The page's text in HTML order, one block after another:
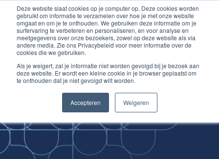
Deze website slaat cookies op je computer op. Deze cookies worden
gebruikt om informatie te verzamelen over hoe je met onze website
omgaat en om je te onthouden. We gebruiken deze informatie om je
surfervaring te verbeteren en personaliseren, en voor analyse en
meetgegevens over onze bezoekers, zowel op deze website als via
andere media. Zie ons Privacybeleid voor meer informatie over de
cookies die we gebruiken.
Als je weigert, zal je informatie niet worden gevolgd bij je bezoek aan
deze website. Er wordt een kleine cookie in je browser geplaatst om
te onthouden dat je niet gevolgd wilt worden.
Accepteren Weigeren
Inloggen account
Ga
naar
de
inhoud
Improving
Medical Skills